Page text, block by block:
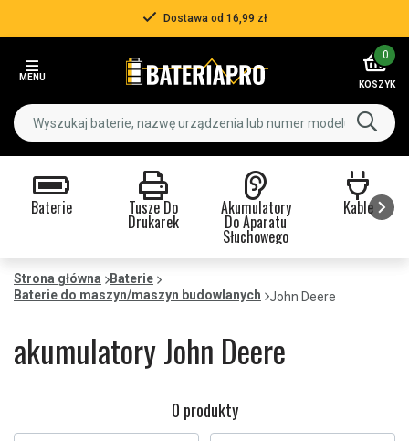
Dostawa od 16,99 zł
MENU
0
KOSZYK
Baterie Tusze Do
Drukarek
Akumulatory
Do Aparatu
Słuchowego
Kable
Strona główna
Baterie
Baterie do maszyn/maszyn budowlanych
John Deere
akumulatory John Deere
0 produkty